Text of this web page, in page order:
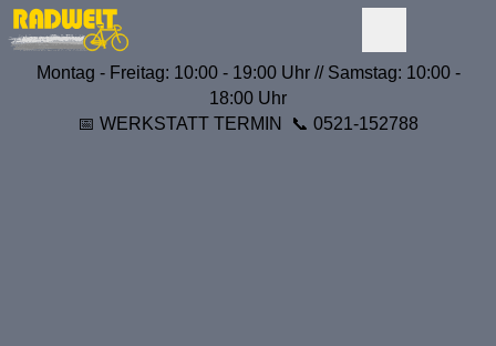
Montag - Freitag: 10:00 - 19:00 Uhr // Samstag: 10:00 -
18:00 Uhr
📅 WERKSTATT TERMIN 📞 0521-152788